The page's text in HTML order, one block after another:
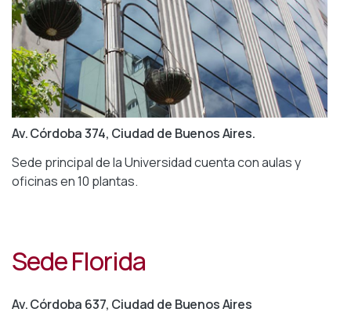
Av. Córdoba 374, Ciudad de Buenos Aires.
Sede principal de la Universidad cuenta con aulas y
oficinas en 10 plantas.
Sede Florida
Av. Córdoba 637, Ciudad de Buenos Aires